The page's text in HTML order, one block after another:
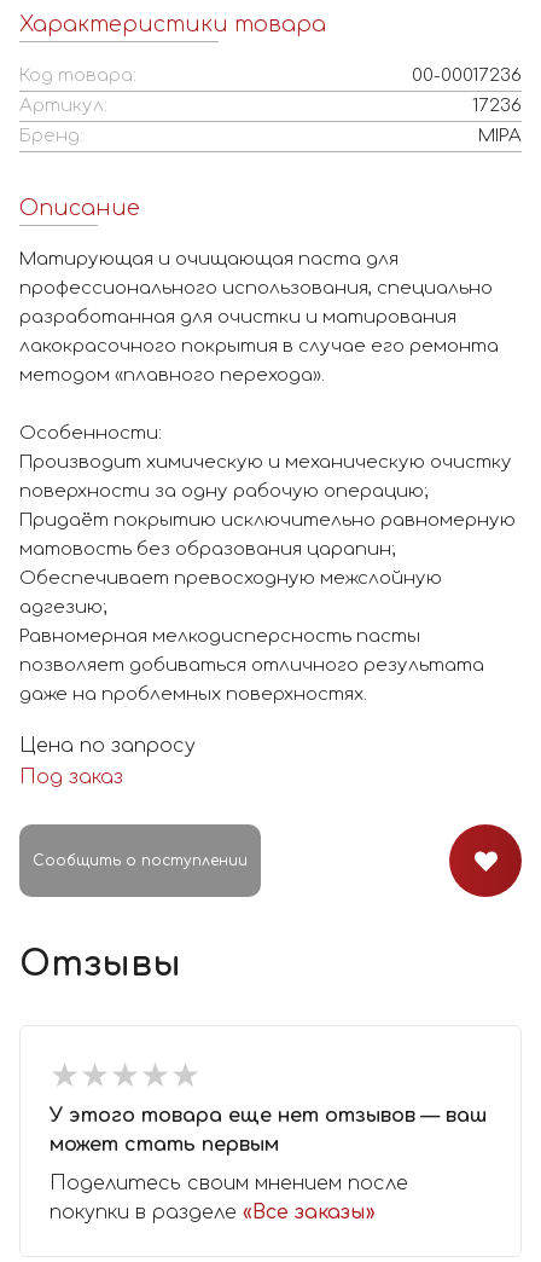
Характеристики товара
Код товара:
00-00017236
Артикул:
17236
Бренд:
MIPA
Описание
Матирующая и очищающая паста для
профессионального использования, специально
разработанная для очистки и матирования
лакокрасочного покрытия в случае его ремонта
методом «плавного перехода».
Особенности:
Производит химическую и механическую очистку
поверхности за одну рабочую операцию;
Придаёт покрытию исключительно равномерную
матовость без образования царапин;
Обеспечивает превосходную межслойную
адгезию;
Равномерная мелкодисперсность пасты
позволяет добиваться отличного результата
даже на проблемных поверхностях.
Цена по запросу
Под заказ
Сообщить о поступлении
Отзывы
★★★★★
★★★★★
У этого товара еще нет отзывов — ваш
может стать первым
Поделитесь своим мнением после
покупки в разделе «Все заказы»